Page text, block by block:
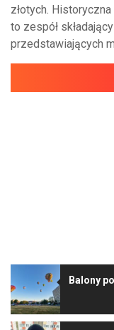
złotych.
to zespół
przedstawiających
Balony